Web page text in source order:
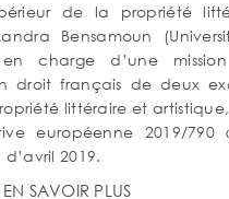
de la propriété
Bensamoun
charge d’une
droit français de deux
littéraire et
européenne 2019/790
2019.
EN SAVOIR PLUS